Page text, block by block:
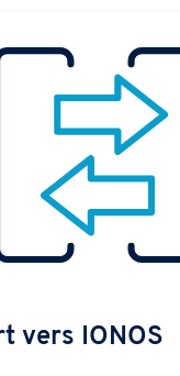
vers IONOS